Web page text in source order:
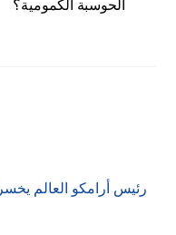
الحوسبة الكمومية؟